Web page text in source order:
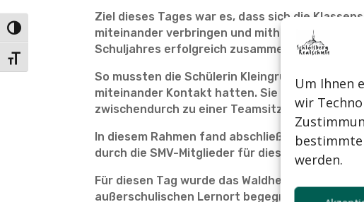
Um Ihnen
wir
werden.
Umschalten auf hohe Kontraste
Schrift vergrößern
Ziel dieses Tages war es, dass sich die
miteinander verbringen und mithilfe von
Schuljahres erfolgreich zusammenarbeiten zu
So mussten die Schülerin Kleingruppen zum
miteinander Kontakt hatten. Sie waren auf die
zwischendurch zu einer Teamsitzung trafen.
In diesem Rahmen fand abschließend dann
durch die SMV-Mitglieder für dieses Schuljahr
Für diesen Tag wurde das Waldheim Ebingen
außerschulischen Lernort begegnen konnten